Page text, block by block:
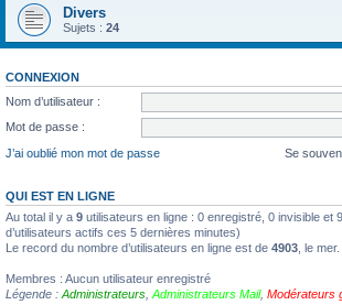
Divers
Sujets : 24
CONNEXION
Nom d’utilisateur :
Mot de passe :
J’ai oublié mon mot de passe
Se
QUI EST EN LIGNE
Au total il y a 9 utilisateurs en ligne : 0 enregistré, 0 invisible et
d’utilisateurs actifs ces 5 dernières minutes)
Le record du nombre d’utilisateurs en ligne est de 4903 , le
Membres : Aucun utilisateur enregistré
Légende : Administrateurs Administrateurs Mail, Modérateurs